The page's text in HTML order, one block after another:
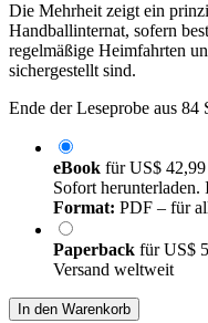
Die Mehrheit zeigt ein
Handballinternat, sofern
regelmäßige Heimfahrten
sichergestellt sind.
Ende der Leseprobe aus 84
eBook fürUS$ 42,99
Sofort
Format: PDF – für
Paperback fürUS$
Versand weltweit
In den Warenkorb